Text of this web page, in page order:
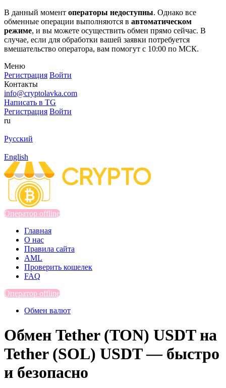
В данный момент операторы недоступны. Однако все
обменные операции выполняются в автоматическом
режиме, и вы можете осуществить обмен прямо сейчас. В
случае, если для обработки вашей заявки потребуется
вмешательство оператора, вам помогут с 10:00 по МСК.
Меню
Регистрация Войти
Контакты
info@cryptolavka.com
Написать в TG
Регистрация Войти
ru
Русский
English
Оператор offline
Главная
О нас
Правила сайта
AML
Проверить кошелек
FAQ
Оператор offline
Обмен валют
Обмен Tether (TON) USDT на
Tether (SOL) USDT — быстро
и безопасно